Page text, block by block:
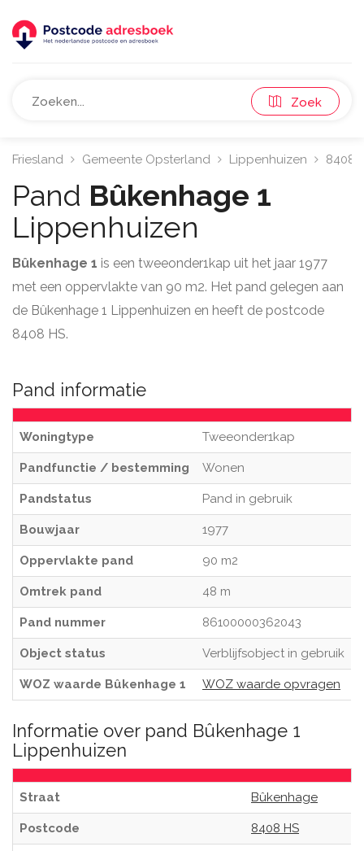
Zoek
Friesland Gemeente Opsterland Lippenhuizen 8408
Pand Bûkenhage 1
Lippenhuizen
Bûkenhage 1 is een tweeonder1kap uit het jaar 1977
met een oppervlakte van 90 m2. Het pand gelegen aan
de Bûkenhage 1 Lippenhuizen en heeft de postcode
8408 HS.
Pand informatie
Woningtype Tweeonder1kap
Pandfunctie / bestemming Wonen
Pandstatus Pand in gebruik
Bouwjaar 1977
Oppervlakte pand 90 m2
Omtrek pand 48 m
Pand nummer 86100000362043
Object status Verblijfsobject in gebruik
WOZ waarde Bûkenhage 1 WOZ waarde opvragen
Informatie over pand Bûkenhage 1
Lippenhuizen
Straat Bûkenhage
Postcode 8408 HS